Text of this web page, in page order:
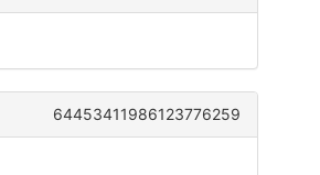
64453411986123776259